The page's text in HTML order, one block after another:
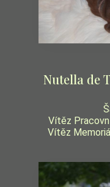
Nutella de
Vítěz
Vítěz